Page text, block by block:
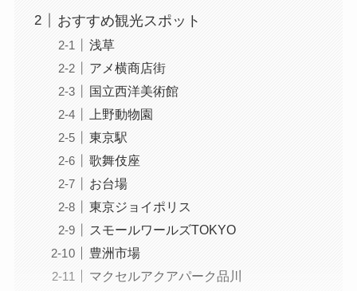
おすすめ観光スポット
浅草
アメ横商店街
国立西洋美術館
上野動物園
東京駅
歌舞伎座
お台場
東京ジョイポリス
スモールワールズTOKYO
豊洲市場
マクセルアクアパーク品川